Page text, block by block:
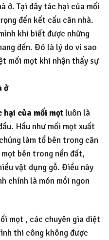
ở. Tại đây tác hại của mối
đến kết cấu căn nhà.
khi biết được những
đến. Đó là lý do vì sao
mối mọt khi nhận thấy sự
ở
hại của mối mọt luôn là
Hầu như mối mọt xuất
làm tổ bên trong căn
bên trong nền đất,
vật dụng gỗ. Điều này
chính là món mồi ngon
mọt , các chuyên gia diệt
thi công không được